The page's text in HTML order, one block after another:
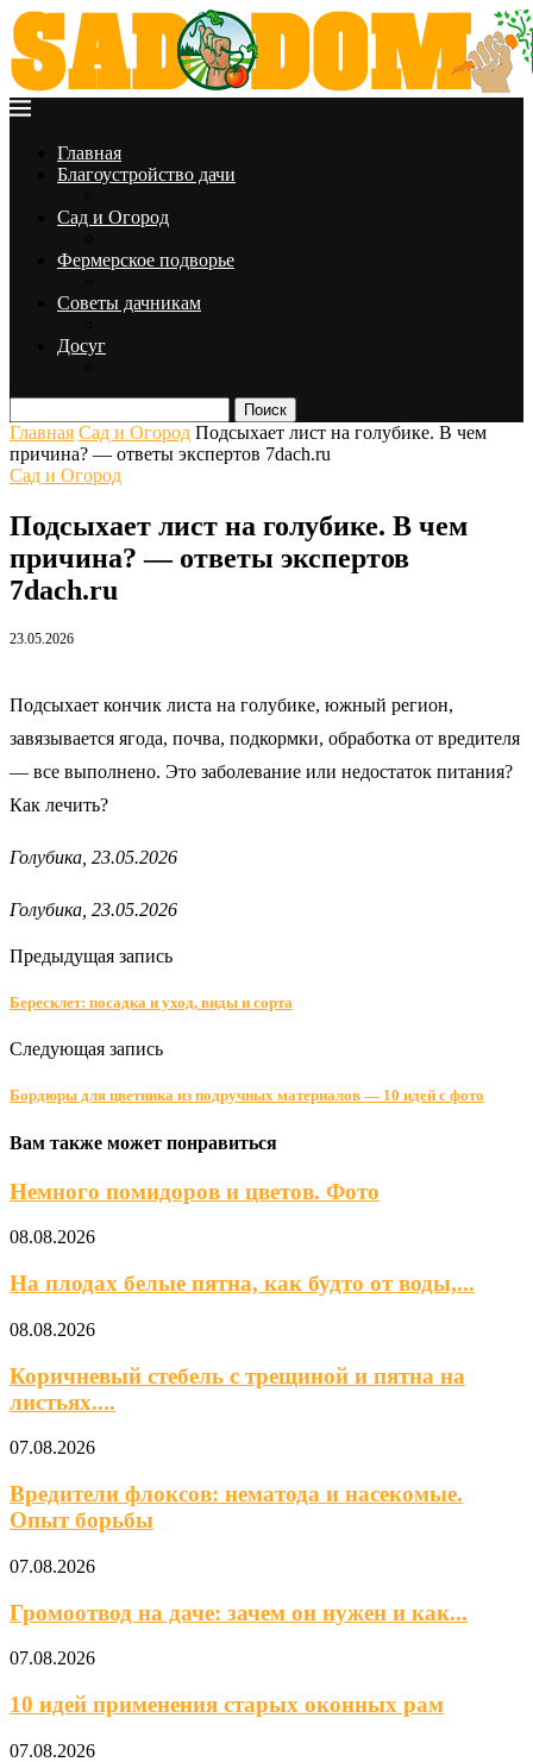
Главная
Благоустройство дачи
Сад и Огород
Фермерское подворье
Советы дачникам
Досуг
Поиск
Главная Сад и Огород Подсыхает лист на голубике. В чем
причина? — ответы экспертов 7dach.ru
Сад и Огород
Подсыхает лист на голубике. В чем
причина? — ответы экспертов
7dach.ru
23.05.2026
Подсыхает кончик листа на голубике, южный регион,
завязывается ягода, почва, подкормки, обработка от вредителя
— все выполнено. Это заболевание или недостаток питания?
Как лечить?
Голубика, 23.05.2026
Голубика, 23.05.2026
Предыдущая запись
Бересклет: посадка и уход, виды и сорта
Следующая запись
Бордюры для цветника из подручных материалов — 10 идей с фото
Вам также может понравиться
Немного помидоров и цветов. Фото
08.08.2026
На плодах белые пятна, как будто от воды,...
08.08.2026
Коричневый стебель с трещиной и пятна на
листьях....
07.08.2026
Вредители флоксов: нематода и насекомые.
Опыт борьбы
07.08.2026
Громоотвод на даче: зачем он нужен и как...
07.08.2026
10 идей применения старых оконных рам
07.08.2026